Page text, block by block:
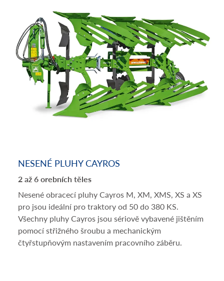
NESENÉ PLUHY CAYROS
2 až 6 orebních těles
Nesené obracecí pluhy Cayros M, XM, XMS, XS a XS
pro jsou ideální pro traktory od 50 do 380 KS.
Všechny pluhy Cayros jsou sériově vybavené jištěním
pomocí střižného šroubu a mechanickým
čtyřstupňovým nastavením pracovního záběru.